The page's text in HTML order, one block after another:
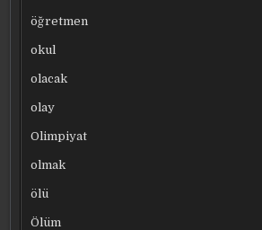
öğretmen
okul
olacak
olay
Olimpiyat
olmak
ölü
Ölüm